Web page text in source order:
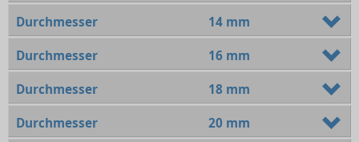
Durchmesser 14 mm
Durchmesser 16 mm
Durchmesser 18 mm
Durchmesser 20 mm